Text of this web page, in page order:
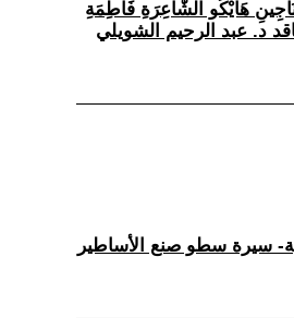
هَايْكُو الشَّاعِرَةِ فَاطِمَةِ
د. عبد الرحيم الشويلي